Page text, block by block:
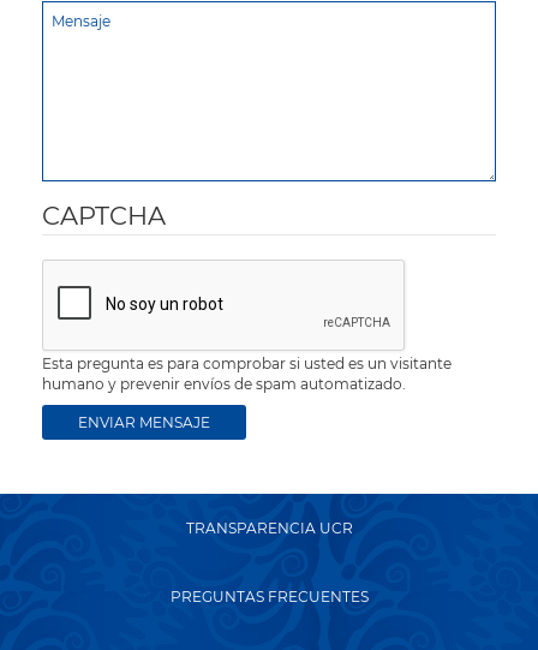
CAPTCHA
Esta pregunta es para comprobar si usted es un visitante
humano y prevenir envíos de spam automatizado.
TRANSPARENCIA UCR
PREGUNTAS FRECUENTES